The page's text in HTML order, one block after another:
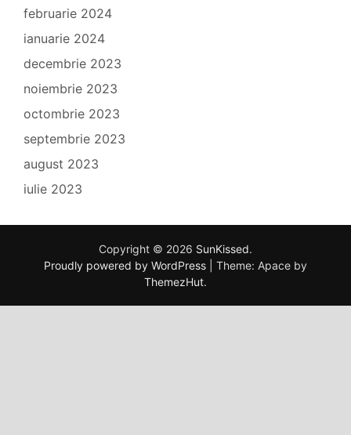
februarie 2024
ianuarie 2024
decembrie 2023
noiembrie 2023
octombrie 2023
septembrie 2023
august 2023
iulie 2023
Copyright © 2026 SunKissed.
Proudly powered by WordPress
Theme: Apace by
ThemezHut.